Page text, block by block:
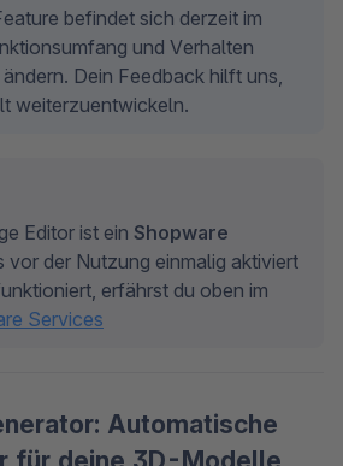
befindet sich derzeit im
und Verhalten
Dein Feedback hilft uns,
weiterzuentwickeln.
Editor ist ein Shopware
vor der Nutzung einmalig aktiviert
erfährst du oben im
Services
Automatische